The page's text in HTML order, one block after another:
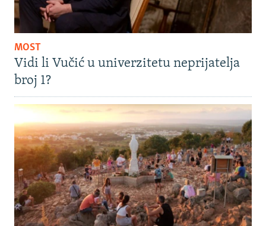
MOST
Vidi li Vučić u univerzitetu neprijatelja
broj 1?